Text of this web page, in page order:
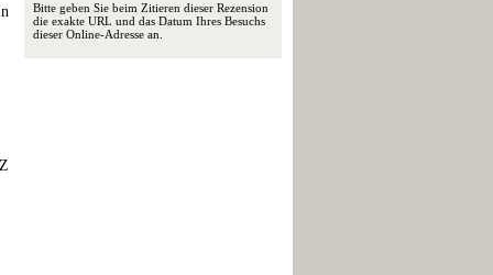
Bitte geben Sie beim Zitieren dieser Rezension
die exakte URL und das Datum Ihres Besuchs
dieser Online-Adresse an.